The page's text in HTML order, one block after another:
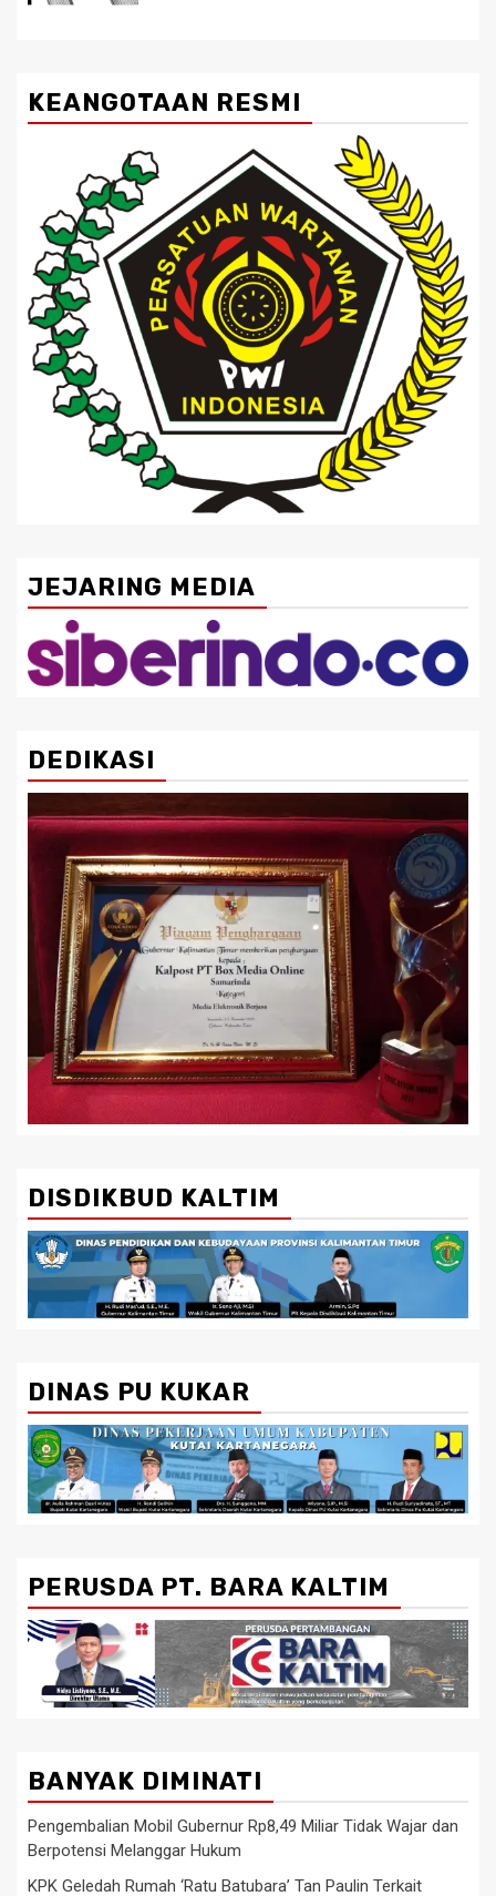
KEANGOTAAN RESMI
JEJARING MEDIA
DEDIKASI
DISDIKBUD KALTIM
DINAS PU KUKAR
PERUSDA PT. BARA KALTIM
BANYAK DIMINATI
Pengembalian Mobil Gubernur Rp8,49 Miliar Tidak Wajar dan
Berpotensi Melanggar Hukum
KPK Geledah Rumah ‘Ratu Batubara’ Tan Paulin Terkait